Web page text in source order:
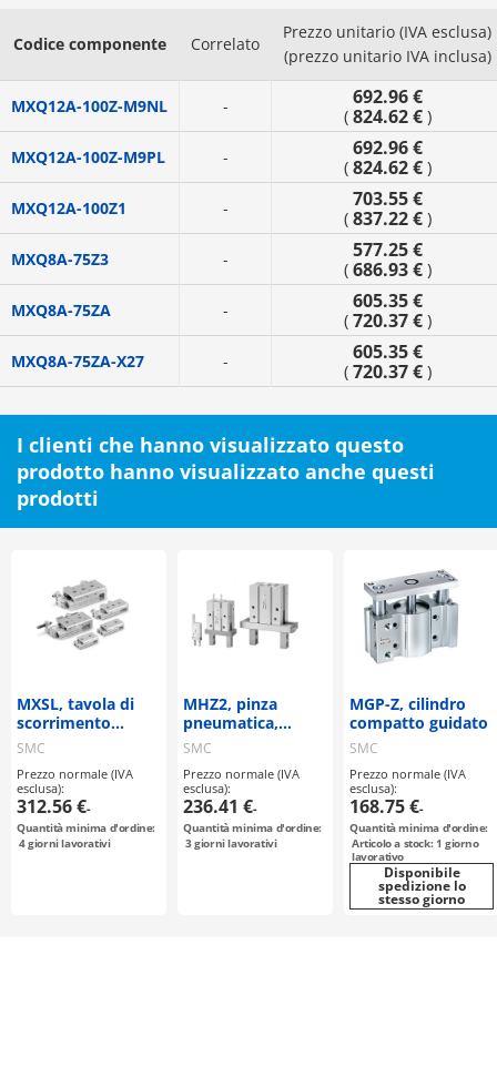
Codice componente Correlato
Prezzo unitario (IVA esclusa)
(prezzo unitario IVA inclusa)
MXQ12A-100Z-M9NL - 692.96 €
( 824.62 €)
MXQ12A-100Z-M9PL - 692.96 €
( 824.62 €)
MXQ12A-100Z1 - 703.55 €
( 837.22 €)
MXQ8A-75Z3 - 577.25 €
( 686.93 €)
MXQ8A-75ZA - 605.35 €
( 720.37 €)
MXQ8A-75ZA-X27 - 605.35 €
( 720.37 €)
I clienti che hanno visualizzato questo
prodotto hanno visualizzato anche questi
prodotti
MXSL, tavola di
scorrimento
pneumatica
(simmetrica)
SMC
Prezzo normale (IVA
esclusa):
312.56 €-
Quantità minima d'ordine:
4giorni lavorativi
MHZ2, pinza
pneumatica,
modello parallelo,
standard
SMC
Prezzo normale (IVA
esclusa):
236.41 €-
Quantità minima d'ordine:
3giorni lavorativi
MGP-Z, cilindro
compatto guidato
SMC
Prezzo normale (IVA
esclusa):
168.75 €-
Quantità minima d'ordine:
Articolo a stock: 1 giorno
lavorativo
Disponibile
spedizione lo
stesso giorno